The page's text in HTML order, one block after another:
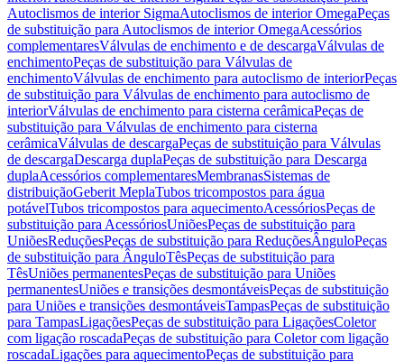
Autoclismos de interior SigmaAutoclismos de interior OmegaPeças
de substituição para Autoclismos de interior OmegaAcessórios
complementaresVálvulas de enchimento e de descargaVálvulas de
enchimentoPeças de substituição para Válvulas de
enchimentoVálvulas de enchimento para autoclismo de interiorPeças
de substituição para Válvulas de enchimento para autoclismo de
interiorVálvulas de enchimento para cisterna cerâmicaPeças de
substituição para Válvulas de enchimento para cisterna
cerâmicaVálvulas de descargaPeças de substituição para Válvulas
de descargaDescarga duplaPeças de substituição para Descarga
duplaAcessórios complementaresMembranasSistemas de
distribuiçãoGeberit MeplaTubos tricompostos para água
potávelTubos tricompostos para aquecimentoAcessóriosPeças de
substituição para AcessóriosUniõesPeças de substituição para
UniõesReduçõesPeças de substituição para ReduçõesÂnguloPeças
de substituição para ÂnguloTêsPeças de substituição para
TêsUniões permanentesPeças de substituição para Uniões
permanentesUniões e transições desmontáveisPeças de substituição
para Uniões e transições desmontáveisTampasPeças de substituição
para TampasLigaçõesPeças de substituição para LigaçõesColetor
com ligação roscadaPeças de substituição para Coletor com ligação
roscadaLigações para aquecimentoPeças de substituição para